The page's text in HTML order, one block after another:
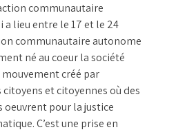
communautaire
a lieu entre le 17 et le 24
communautaire autonome
né au coeur la société
mouvement créé par
et citoyennes où des
oeuvrent pour la justice
C’est une prise en